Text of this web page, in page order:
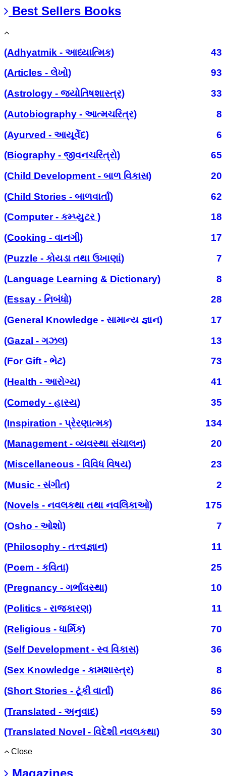
Best Sellers Books
(Adhyatmik - આધ્યાત્મિક)
43
(Articles - લેખો)
93
(Astrology - જ્યોતિષશાસ્ત્ર)
33
(Autobiography - આત્મચરિત્ર)
8
(Ayurved - આયૂર્વેદ)
6
(Biography - જીવનચરિત્રો)
65
(Child Development - બાળ વિકાસ)
20
(Child Stories - બાળવાર્તા)
62
(Computer - કમ્પ્યુટર )
18
(Cooking - વાનગી)
17
(Puzzle - કોયડા તથા ઉખાણાં)
7
(Language Learning & Dictionary)
8
(Essay - નિબંધો)
28
(General Knowledge - સામાન્ય જ્ઞાન)
17
(Gazal - ગઝલ)
13
(For Gift - ભેટ)
73
(Health - આરોગ્ય)
41
(Comedy - હાસ્ય)
35
(Inspiration - પ્રેરણાત્મક)
134
(Management - વ્યવસ્થા સંચાલન)
20
(Miscellaneous - વિવિધ વિષય)
23
(Music - સંગીત)
2
(Novels - નવલકથા તથા નવલિકાઓ)
175
(Osho - ઓશો)
7
(Philosophy - તત્ત્વજ્ઞાન)
11
(Poem - કવિતા)
25
(Pregnancy - ગર્ભાવસ્થા)
10
(Politics - રાજકારણ)
11
(Religious - ધાર્મિક)
70
(Self Development - સ્વ વિકાસ)
36
(Sex Knowledge - કામશાસ્ત્ર)
8
(Short Stories - ટૂંકી વાર્તા)
86
(Translated - અનુવાદ)
59
(Translated Novel - વિદેશી નવલકથા)
30
Close
Magazines